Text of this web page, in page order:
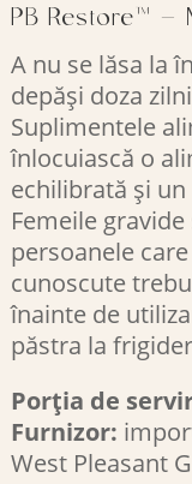
PB Restore™ –
A nu se lăsa la
depăși doza
Suplimentele
înlocuiască o
echilibrată și
Femeile
persoanele
cunoscute
înainte de
păstra la
Porția de
Furnizor:
West Pleasant